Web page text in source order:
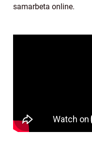
samarbeta online.